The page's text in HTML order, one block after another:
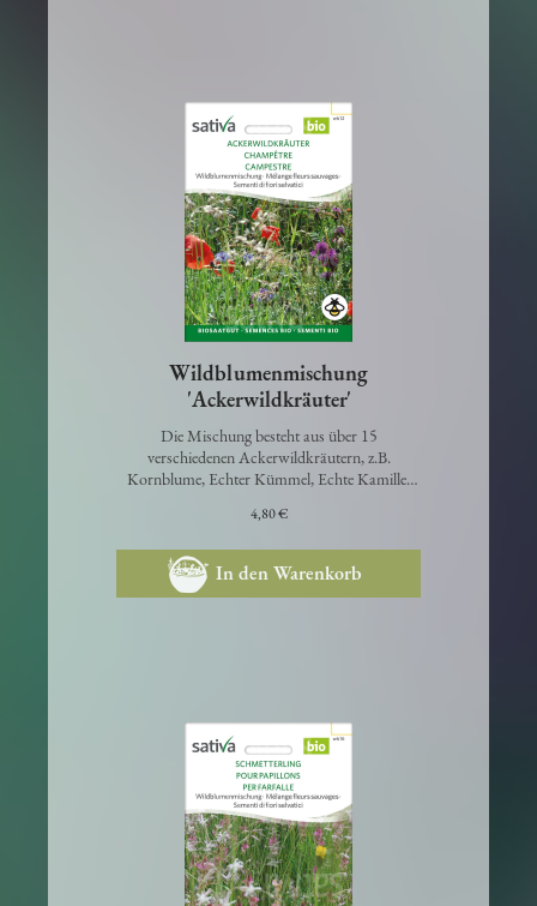
Wildblumenmischung
'Ackerwildkräuter'
Die Mischung besteht aus über 15
verschiedenen Ackerwildkräutern, z.B.
Kornblume, Echter Kümmel, Echte Kamille,
4,80 €
In den Warenkorb